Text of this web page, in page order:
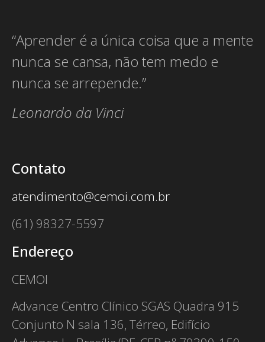
“Aprender é a única coisa que a mente
nunca se cansa, não tem medo e
nunca se arrepende.”
Leonardo da Vinci
Contato
atendimento@cemoi.com.br
(61) 98327-5597
Endereço
CEMOI
Advance Centro Clínico SGAS Quadra 915
Conjunto N sala 136, Térreo, Edifício